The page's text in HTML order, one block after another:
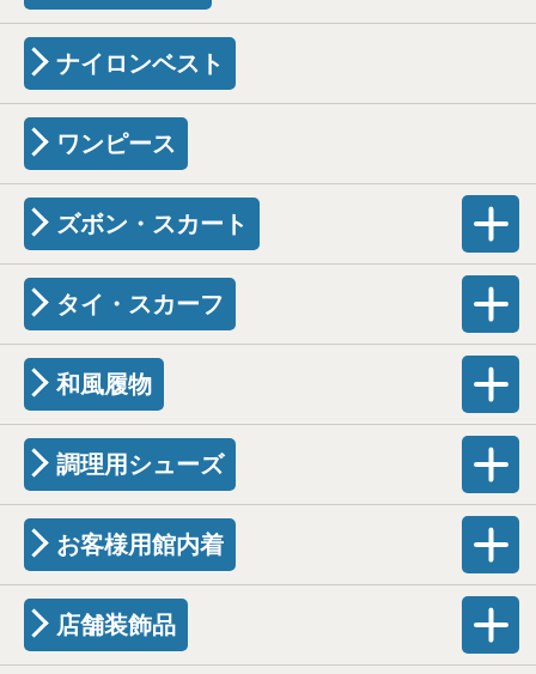
ナイロンベスト
ワンピース
ズボン・スカート
タイ・スカーフ
和風履物
調理用シューズ
お客様用館内着
店舗装飾品